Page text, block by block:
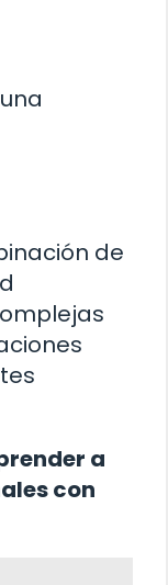
de
a
con